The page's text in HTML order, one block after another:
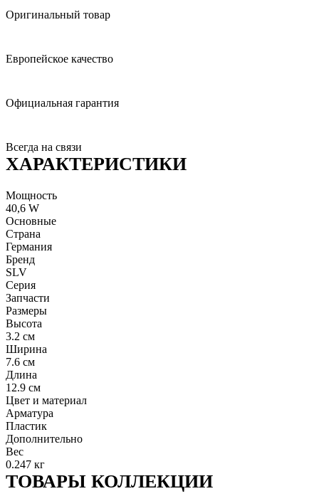
Оригинальный товар
Европейское качество
Официальная гарантия
Всегда на связи
ХАРАКТЕРИСТИКИ
Мощность
40,6 W
Основные
Страна
Германия
Бренд
SLV
Серия
Запчасти
Размеры
Высота
3.2 см
Ширина
7.6 см
Длина
12.9 см
Цвет и материал
Арматура
Пластик
Дополнительно
Вес
0.247 кг
ТОВАРЫ КОЛЛЕКЦИИ